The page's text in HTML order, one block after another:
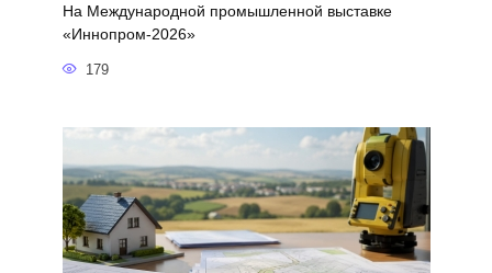
На Международной промышленной выставке
«Иннопром-2026»
179